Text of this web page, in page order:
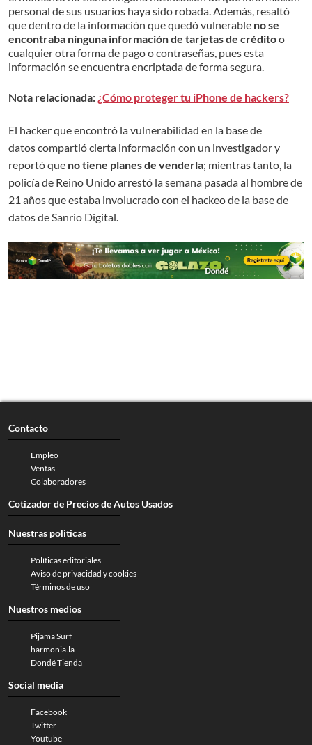
personal de sus usuarios haya sido robada. Además, resaltó
que dentro de la información que quedó vulnerable no se
encontraba ninguna información de tarjetas de créditoo
cualquier otra forma de pago o contraseñas, pues esta
información se encuentra encriptada de forma segura.
Nota relacionada: ¿Cómo proteger tu iPhone de hackers?
El hacker que encontró la vulnerabilidad en la base de
datos compartió cierta información con un investigador y
reportó que no tiene planes de venderla; mientras tanto, la
policía de Reino Unido arrestó la semana pasada al hombre de
21 años que estaba involucrado con el hackeo de la base de
datos de Sanrio Digital.
Contacto
Empleo
Ventas
Colaboradores
Cotizador de Precios de Autos Usados
Nuestras politicas
Políticas editoriales
Aviso de privacidad y cookies
Términos de uso
Nuestros medios
Pijama Surf
harmonia.la
Dondé Tienda
Social media
Facebook
Twitter
Youtube